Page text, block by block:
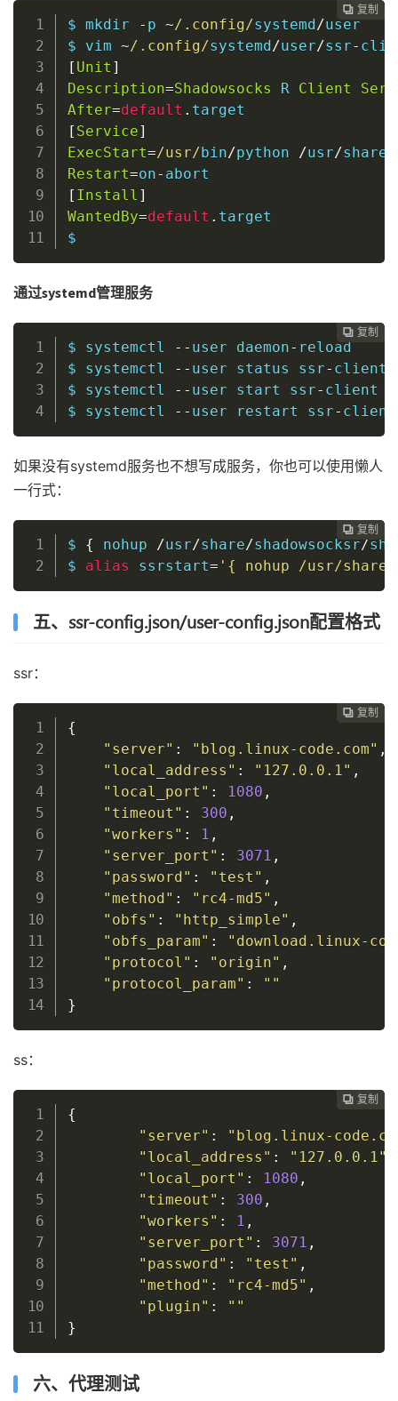
 复制
 复制
 复制
 复制
 复制
 复制
 复制
 复制
 复制
 复制
 复制
 复制
 复制
 复制
$ mkdir - p ~/.config/systemd/user
$ vim ~/.config/systemd/user/ssr-
[ Unit ]
Description=Shadowsocks R Client
After=default .
[ Service]
ExecStart=/usr/bin/python /usr/share
Restart=on-
[ Install ]
WantedBy=default . target
$
通过systemd管理服务
 复制
 复制
 复制
 复制
 复制
 复制
 复制
 复制
 复制
 复制
 复制
 复制
 复制
$ systemctl -- user daemon-
$ systemctl
-- user status ssr-
$ systemctl
-- user start ssr-
$ systemctl
-- user restart ssr-
如果没有systemd服务也不想写成服务，你也可以使用懒人
一行式：
 复制
 复制
 复制
 复制
 复制
 复制
 复制
 复制
 复制
 复制
 复制
 复制
$ { nohup /usr/share/shadowsocksr/
$ alias ssrstart= '{ nohup /usr/share/
五、ssr-config.json/user-config.json配置格式
ssr：
 复制
 复制
 复制
 复制
 复制
 复制
 复制
 复制
 复制
 复制
 复制
{
"server" : "blog.linux-code.com" ,
"local_address" : "127.0.0.1" ,
"local_port" : 1080 ,
"timeout" : 300 ,
"workers" : 1 ,
"server_port" : 3071 ,
"password" : "test" ,
"method" : "rc4-md5" ,
"obfs" : "http_simple" ,
"obfs_param" :
"download.linux-
"protocol" : "origin" ,
"protocol_param" :
""
}
ss：
 复制
 复制
 复制
 复制
 复制
 复制
 复制
 复制
 复制
 复制
{
"server" :
"blog.linux-
"local_address" : "127.0.0.1"
"local_port" : 1080 ,
"timeout" : 300 ,
"workers" : 1 ,
"server_port" : 3071 ,
"password" : "test" ,
"method" : "rc4-md5" ,
"plugin" :
""
}
六、代理测试